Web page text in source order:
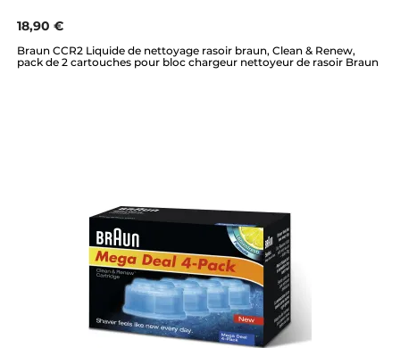
18,90 €
Braun CCR2 Liquide de nettoyage rasoir braun, Clean & Renew,
pack de 2 cartouches pour bloc chargeur nettoyeur de rasoir Braun